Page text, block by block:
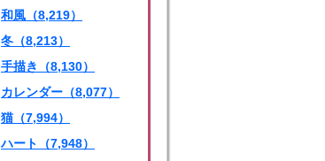
和風（8,219）
冬（8,213）
手描き（8,130）
カレンダー（8,077）
猫（7,994）
ハート（7,948）